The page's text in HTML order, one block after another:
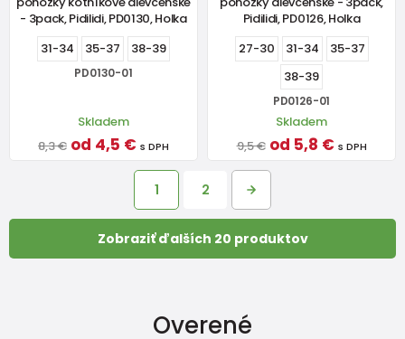
- 3pack, Pidilidi, PD0130, Holka
31-34
35-37 38-39
PD0130-01
Skladem
8,3 € od 4,5 € s DPH
Pidilidi, PD0126, Holka
27-30
31-34
35-37
38-39
PD0126-01
Skladem
9,5 € od 5,8 € s DPH
1 2
Zobraziť ďalších 20 produktov
Overené